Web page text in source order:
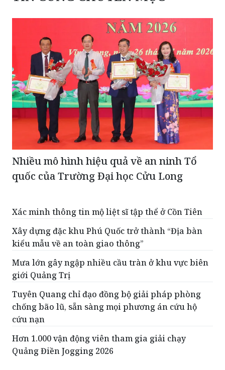
Nhiều mô hình hiệu quả về an ninh Tổ
quốc của Trường Đại học Cửu Long
Xác minh thông tin mộ liệt sĩ tập thể ở Cồn Tiên
Xây dựng đặc khu Phú Quốc trở thành “Địa bàn
kiểu mẫu về an toàn giao thông”
Mưa lớn gây ngập nhiều cầu tràn ở khu vực biên
giới Quảng Trị
Tuyên Quang chỉ đạo đồng bộ giải pháp phòng
chống bão lũ, sẵn sàng mọi phương án cứu hộ
cứu nạn
Hơn 1.000 vận động viên tham gia giải chạy
Quảng Điền Jogging 2026